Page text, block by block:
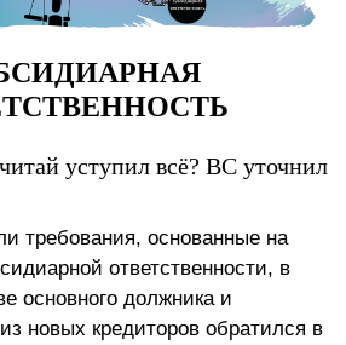
уступил всё? ВС уточнил
требования, основанные на
ответственности, в
основного должника и
новых кредиторов обратился в